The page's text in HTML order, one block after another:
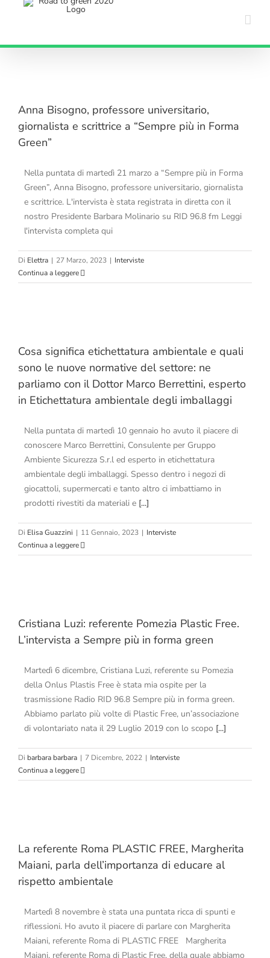
Anna Bisogno, professore universitario,
giornalista e scrittrice a “Sempre più in Forma
Green”
Nella puntata di martedì 21 marzo a “Sempre più in Forma
Green”, Anna Bisogno, professore universitario, giornalista
e scrittrice. L'intervista è stata registrata in diretta con il
nostro Presidente Barbara Molinario su RID 96.8 fm Leggi
l'intervista completa qui
Di Elettra | 27 Marzo, 2023 | Interviste
Continua a leggere
Cosa significa etichettatura ambientale e quali
sono le nuove normative del settore: ne
parliamo con il Dottor Marco Berrettini, esperto
in Etichettatura ambientale degli imballaggi
Nella puntata di martedì 10 gennaio ho avuto il piacere di
conoscere Marco Berrettini, Consulente per Gruppo
Ambiente Sicurezza S.r.l ed esperto in etichettatura
ambientale degli imballaggi. Spesso dentro i negozi di
giocattoli, supermercati e tanto altro ci imbattiamo in
prodotti rivestiti da materiali e [...]
Di Elisa Guazzini | 11 Gennaio, 2023 | Interviste
Continua a leggere
Cristiana Luzi: referente Pomezia Plastic Free.
L’intervista a Sempre più in forma green
Martedì 6 dicembre, Cristiana Luzi, referente su Pomezia
della Onlus Plastis Free è stata mia ospite per la
trasmissione Radio RID 96.8 Sempre più in forma green.
Abbiamo parlato più volte di Plastic Free, un’associazione
di volontariato nata il 29 Luglio 2019 con lo scopo [...]
Di barbara barbara | 7 Dicembre, 2022 | Interviste
Continua a leggere
La referente Roma PLASTIC FREE, Margherita
Maiani, parla dell’importanza di educare al
rispetto ambientale
Martedì 8 novembre è stata una puntata ricca di spunti e
riflessioni. Ho avuto il piacere di parlare con Margherita
Maiani, referente Roma di PLASTIC FREE Margherita
Maiani, referente Roma di Plastic Free, della quale abbiamo